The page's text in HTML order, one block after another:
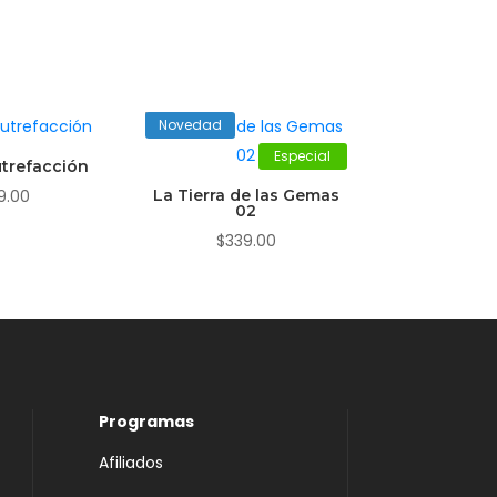
Especial
Novedad
La Tierra de las Gemas
02
$339.00
Programas
Afiliados